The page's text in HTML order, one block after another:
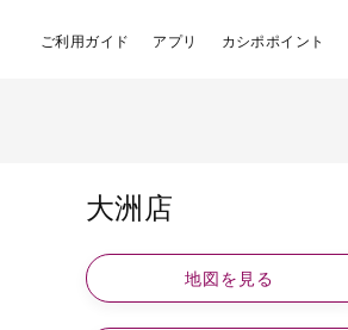
ご利用ガイド アプリ カシポポイント
大洲店
地図を見る